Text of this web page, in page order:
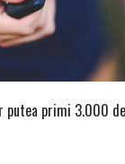
putea primi 3.000